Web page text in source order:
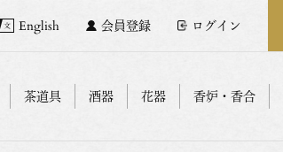
English 会員登録 ログイン
茶道具 酒器 花器 香炉・香合